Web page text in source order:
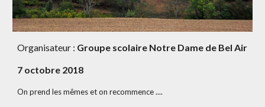
Organisateur : Groupe scolaire Notre Dame de Bel Air
7 octobre 2018
On prend les mêmes et on recommence ....